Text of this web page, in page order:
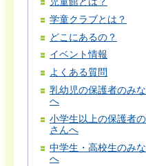
学童クラブとは？
どこにあるの？
イベント情報
よくある質問
乳幼児の保護者のみ
へ
小学生以上の保護者
さんへ
中学生・高校生のみ
へ